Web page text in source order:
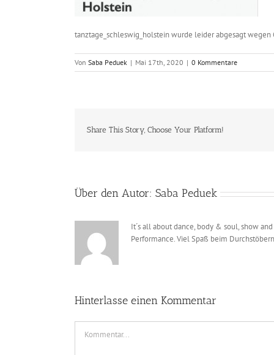
tanztage_schleswig_holstein wurde leider abgesagt wegen
Von Saba Peduek | Mai 17th, 2020 | 0 Kommentare
Share This Story, Choose Your Platform!
Über den Autor: Saba Peduek
It´s all about dance, body & soul, show
Performance. Viel Spaß beim
Hinterlasse einen Kommentar